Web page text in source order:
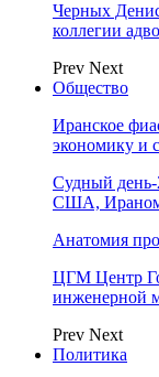
Черных
коллегии
Prev Next
Общество
Иранское
экономику и
Судный
США,
Анатомия
ЦГМ Центр
инженерной
Prev Next
Политика